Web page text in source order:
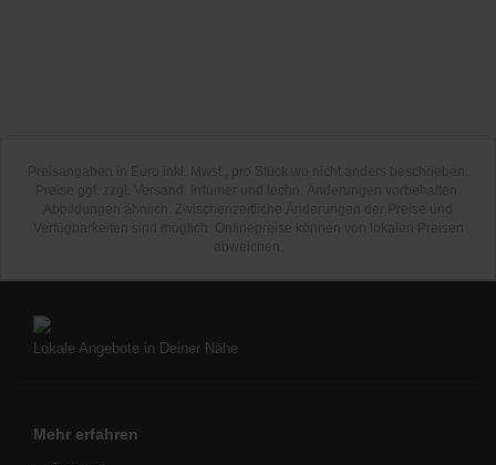
Lokale Angebote in Deiner Nähe
Mehr erfahren